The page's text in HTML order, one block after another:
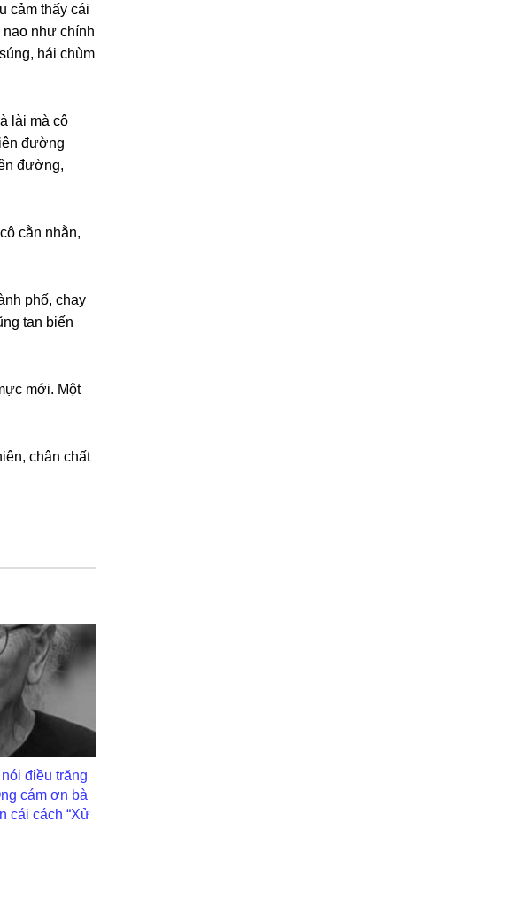
cảm thấy cái
như chính
hái chùm
lài mà cô
đườnɡ
đường,
cằn nhằn,
phố, chạy
tan biến
mới. Một
chân chất
điều trăng
cám ơn bà
cái cách “Xử